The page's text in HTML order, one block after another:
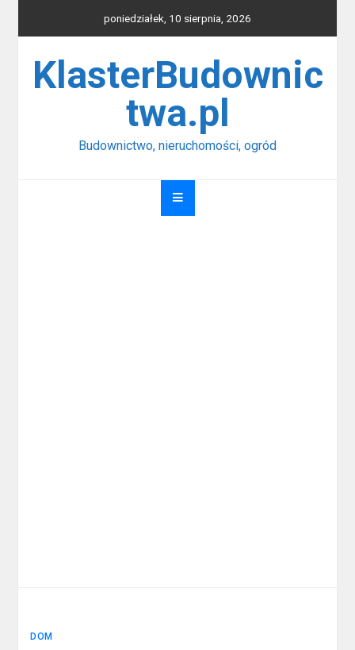
poniedziałek, 10 sierpnia, 2026
KlasterBudownic
twa.pl
Budownictwo, nieruchomości, ogród
DOM